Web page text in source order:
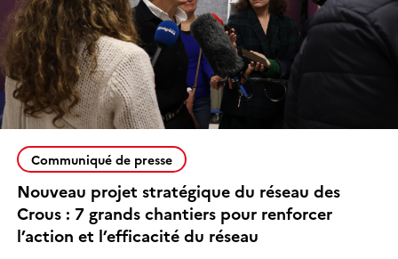
Nouveau projet stratégique du réseau des
Crous : 7 grands chantiers pour renforcer
l’action et l’efficacité du réseau
Communiqué de presse